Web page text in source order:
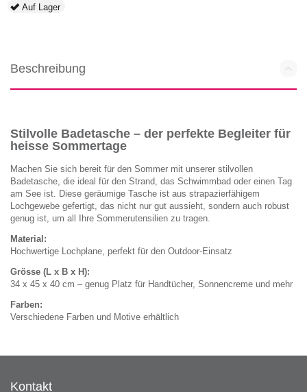
Auf Lager
Beschreibung
Stilvolle Badetasche – der perfekte Begleiter für
heisse Sommertage
Machen Sie sich bereit für den Sommer mit unserer stilvollen
Badetasche, die ideal für den Strand, das Schwimmbad oder einen Tag
am See ist. Diese geräumige Tasche ist aus strapazierfähigem
Lochgewebe gefertigt, das nicht nur gut aussieht, sondern auch robust
genug ist, um all Ihre Sommerutensilien zu tragen.
Material:
Hochwertige Lochplane, perfekt für den Outdoor-Einsatz
Grösse (L x B x H):
34 x 45 x 40 cm – genug Platz für Handtücher, Sonnencreme und mehr
Farben:
Verschiedene Farben und Motive erhältlich
Kontakt